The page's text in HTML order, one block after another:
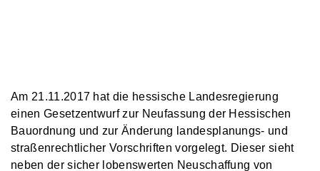
Am 21.11.2017 hat die hessische Landesregierung
einen Gesetzentwurf zur Neufassung der Hessischen
Bauordnung und zur Änderung landesplanungs- und
straßenrechtlicher Vorschriften vorgelegt. Dieser sieht
neben der sicher lobenswerten Neuschaffung von